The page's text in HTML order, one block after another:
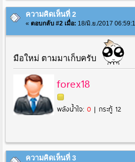
ความคิดเห็นที่ 2
« ตอบกลับ #2 เมื่อ: 18/มิ.ย./2017
มือใหม่ ตามมาเก็บครับ
forex18
พลังน้ำใจ: 0 | กระทู้ 12
ความคิดเห็นที่ 3